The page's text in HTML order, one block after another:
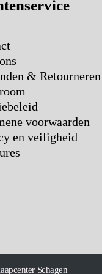
& Retourneren
voorwaarden
en veiligheid
Schagen